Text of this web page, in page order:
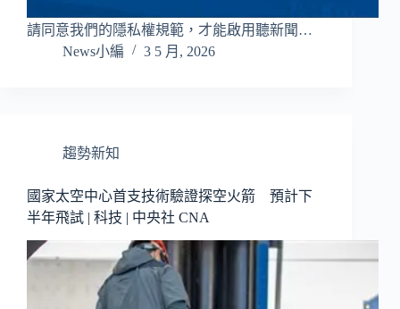
請同意我們的隱私權規範，才能啟用聽新聞…
News小編
3 5 月, 2026
趨勢新知
國家太空中心首支技術驗證探空火箭 預計下
半年飛試 | 科技 | 中央社 CNA